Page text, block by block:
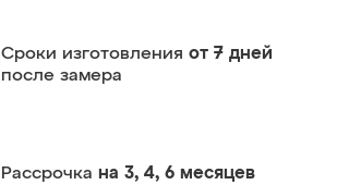
Сроки изготовления от 7 дней
после замера
Рассрочка на 3, 4, 6 месяцев